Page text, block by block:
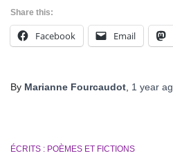
Share this:
Facebook Email
By Marianne Fourcaudot, 1 year
ÉCRITS : POÈMES ET FICTIONS